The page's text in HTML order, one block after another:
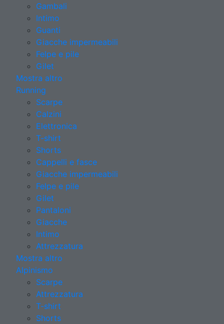
Gambali
Intimo
Guanti
Giacche impermeabili
Felpe e pile
Gilet
Mostra altro
Running
Scarpe
Calzini
Elettronica
T-shirt
Shorts
Cappelli e fasce
Giacche impermeabili
Felpe e pile
Gilet
Pantaloni
Giacche
Intimo
Attrezzatura
Mostra altro
Alpinismo
Scarpe
Attrezzatura
T-shirt
Shorts